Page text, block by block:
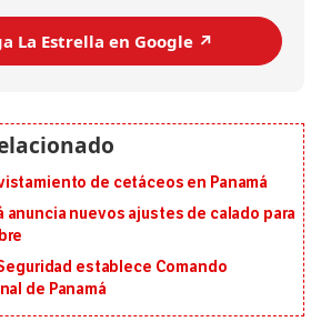
La Estrella en Google ↗️
de cetáceos en Panamá
anuncia nuevos ajustes de calado para
establece Comando
de Panamá